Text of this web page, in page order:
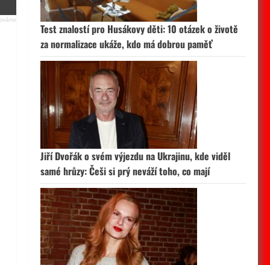
Test znalostí pro Husákovy děti: 10 otázek o životě
za normalizace ukáže, kdo má dobrou paměť
Jiří Dvořák o svém výjezdu na Ukrajinu, kde viděl
samé hrůzy: Češi si prý neváží toho, co mají